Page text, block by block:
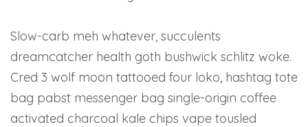
Slow-carb meh whatever, succulents
dreamcatcher health goth bushwick schlitz woke.
Cred 3 wolf moon tattooed four loko, hashtag tote
bag pabst messenger bag single-origin coffee
activated charcoal kale chips vape tousled